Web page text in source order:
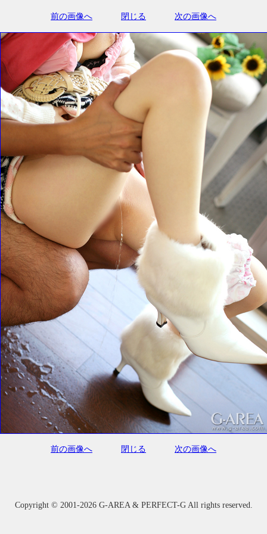
前の画像へ 閉じる 次の画像へ
前の画像へ 閉じる 次の画像へ
Copyright © 2001-2026 G-AREA & PERFECT-G All rights reserved.